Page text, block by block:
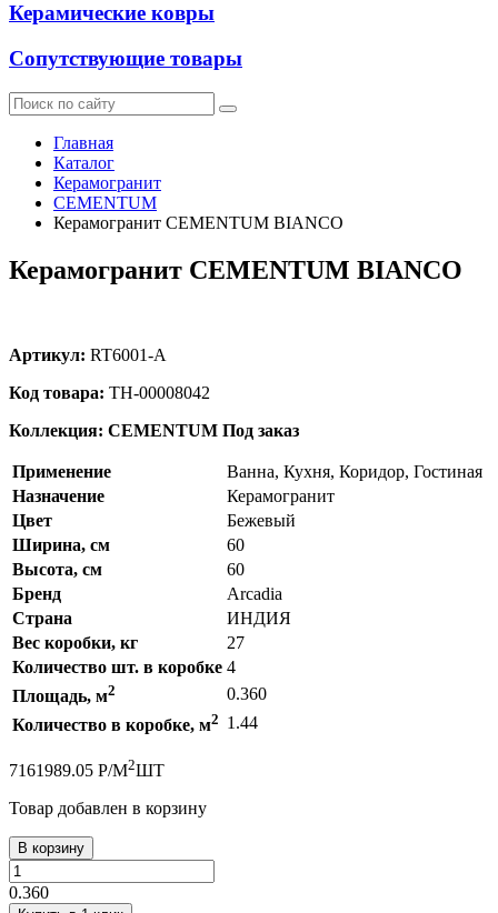
Керамические ковры
Сопутствующие товары
Главная
Каталог
Керамогранит
CEMENTUM
Керамогранит CEMENTUM BIANCO
Керамогранит CEMENTUM BIANCO
Артикул: RT6001-A
Код товара: ТН-00008042
Коллекция: CEMENTUM Под заказ
Применение
Ванна, Кухня, Коридор, Гостиная
Назначение
Керамогранит
Цвет
Бежевый
Ширина, см
60
Высота, см
60
Бренд
Arcadia
Страна
ИНДИЯ
Вес коробки, кг
27
Количество шт. в коробке 4
Площадь, м2
0.360
Количество в коробке, м2 1.44
7161989.05 Р/М2ШТ
Товар добавлен в корзину
В корзину
0.360